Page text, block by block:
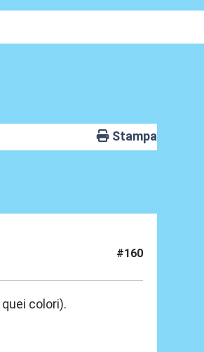
Stampa
#160
colori).